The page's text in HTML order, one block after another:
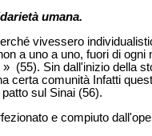
umana.
vivessero
a uno a uno, fuori di
(55). Sin dall'inizio della
certa comunità Infatti
sul Sinai (56).
e compiuto